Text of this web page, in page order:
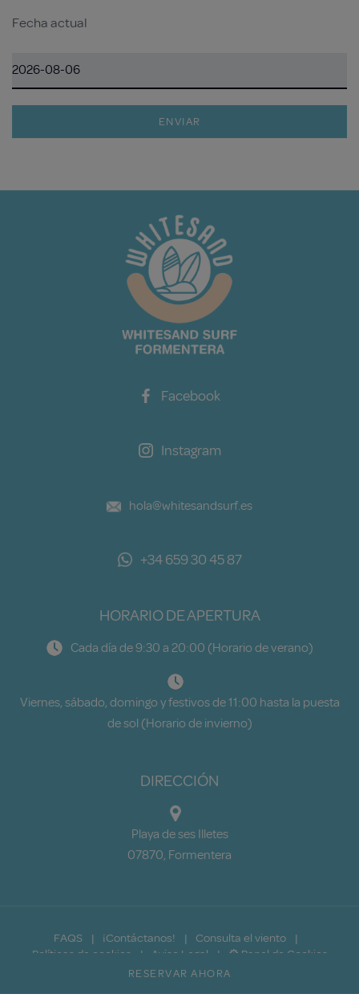
RESERVAR AHORA
Fecha actual
ENVIAR
Facebook
Instagram
hola@whitesandsurf.es
+34 659 30 45 87
HORARIO DE APERTURA
Cada día de 9:30 a 20:00 (Horario de verano)
Viernes, sábado, domingo y festivos de 11:00 hasta la puesta
de sol (Horario de invierno)
DIRECCIÓN
Playa de ses Illetes
07870, Formentera
Diseño Web y Motor de reservas
FAQS ¡Contáctanos!
Consulta el viento
Políticas de cookies
Aviso Legal ⚙ Panel de Cookies